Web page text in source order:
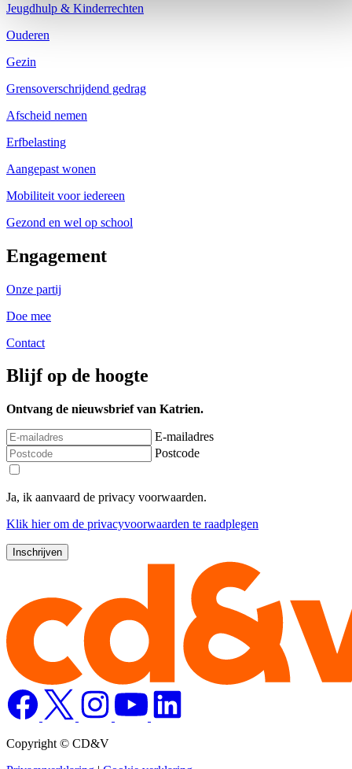
Jeugdhulp & Kinderrechten
Ouderen
Gezin
Grensoverschrijdend gedrag
Afscheid nemen
Erfbelasting
Aangepast wonen
Mobiliteit voor iedereen
Gezond en wel op school
Engagement
Onze partij
Doe mee
Contact
Blijf op de hoogte
Ontvang de nieuwsbrief van Katrien.
E-mailadres
Postcode
Ja, ik aanvaard de privacy voorwaarden.
Klik hierom de privacyvoorwaarden te raadplegen
Copyright © CD&V